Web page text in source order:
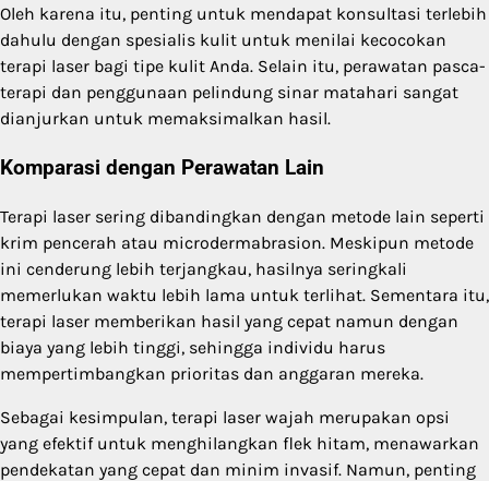
Oleh karena itu, penting untuk mendapat konsultasi terlebih
dahulu dengan spesialis kulit untuk menilai kecocokan
terapi laser bagi tipe kulit Anda. Selain itu, perawatan pasca-
terapi dan penggunaan pelindung sinar matahari sangat
dianjurkan untuk memaksimalkan hasil.
Komparasi dengan Perawatan Lain
Terapi laser sering dibandingkan dengan metode lain seperti
krim pencerah atau microdermabrasion. Meskipun metode
ini cenderung lebih terjangkau, hasilnya seringkali
memerlukan waktu lebih lama untuk terlihat. Sementara itu,
terapi laser memberikan hasil yang cepat namun dengan
biaya yang lebih tinggi, sehingga individu harus
mempertimbangkan prioritas dan anggaran mereka.
Sebagai kesimpulan, terapi laser wajah merupakan opsi
yang efektif untuk menghilangkan flek hitam, menawarkan
pendekatan yang cepat dan minim invasif. Namun, penting